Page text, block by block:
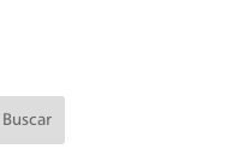
Buscar